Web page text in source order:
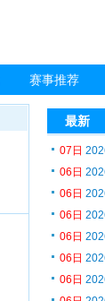
赛事推荐
最新
07日
06日
06日
06日
06日
06日
06日